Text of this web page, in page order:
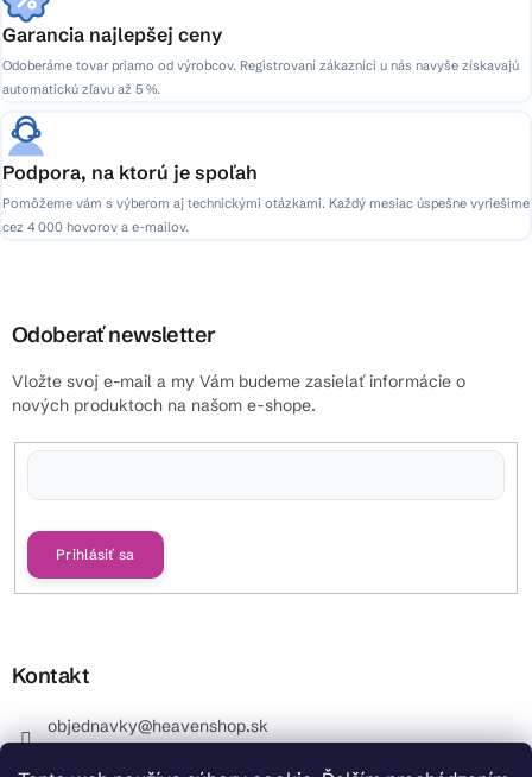
Garancia najlepšej ceny
Odoberáme tovar priamo od výrobcov. Registrovaní zákazníci u nás navyše získavajú
automatickú zľavu až 5 %.
Podpora, na ktorú je spoľah
Pomôžeme vám s výberom aj technickými otázkami. Každý mesiac úspešne vyriešime
cez 4 000 hovorov a e-mailov.
Odoberať newsletter
Vložte svoj e-mail a my Vám budeme zasielať informácie o
nových produktoch na našom e-shope.
Prihlásiť sa
Kontakt
objednavky@heavenshop.sk